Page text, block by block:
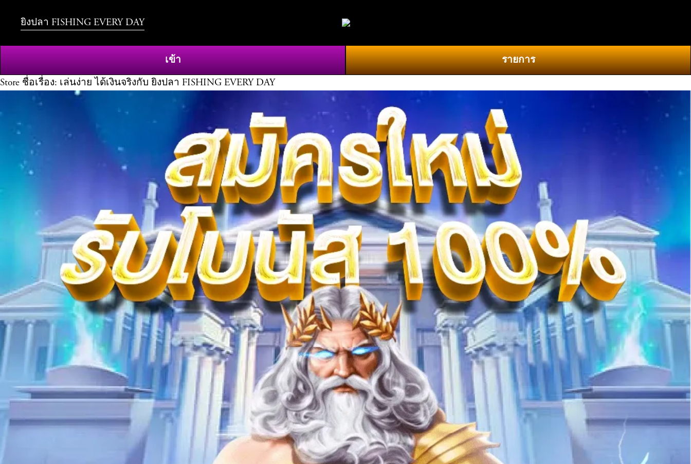
ยิงปลา FISHING EVERY DAY
เข้า รายการ
Store ชื่อเรื่อง: เล่นง่าย ได้เงินจริงกับ ยิงปลา FISHING EVERY DAY